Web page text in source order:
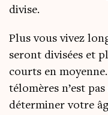
divise.
Plus vous vivez
seront divi­sées et
courts en
télo­mères n’est
déter­mi­ner votre